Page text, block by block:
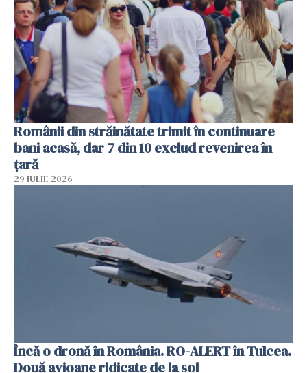
Românii din străinătate trimit în continuare
bani acasă, dar 7 din 10 exclud revenirea în
țară
29 IULIE 2026
Încă o dronă în România. RO-ALERT în Tulcea.
Două avioane ridicate de la sol